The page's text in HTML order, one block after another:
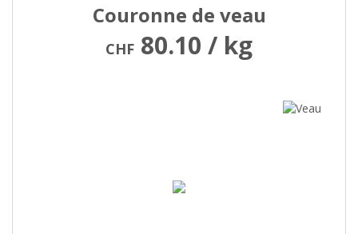
Couronne de veau
CHF 80.10 / kg